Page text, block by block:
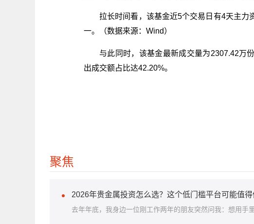
拉长时间看，该基金近5个交易日有4天主力
一。（数据来源：Wind）
与此同时，该基金最新成交量为2307.42万
出成交额占比达42.20%。
聚焦
2026年贵金属投资怎么选？这个低门槛平台可能值
去年年底，我身边一位刚工作两年的朋友突然问我：想用手